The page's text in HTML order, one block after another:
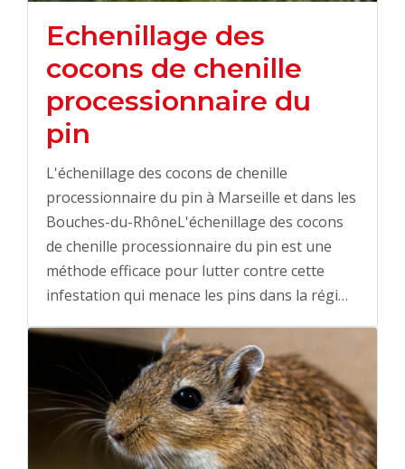
Echenillage des
cocons de chenille
processionnaire du
pin
L'échenillage des cocons de chenille
processionnaire du pin à Marseille et dans les
Bouches-du-RhôneL'échenillage des cocons
de chenille processionnaire du pin est une
méthode efficace pour lutter contre cette
infestation qui menace les pins dans la régi…